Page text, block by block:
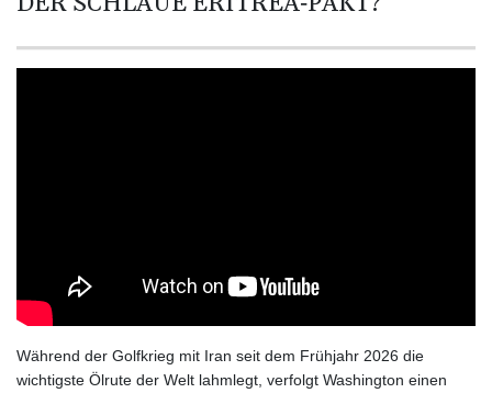
BTN 110.001186
BYN 3.442212
1056.199727
COP
Während der Golfkrieg mit Iran seit dem Frühjahr 2026 die
wichtigste Ölrute der Welt lahmlegt, verfolgt Washington einen